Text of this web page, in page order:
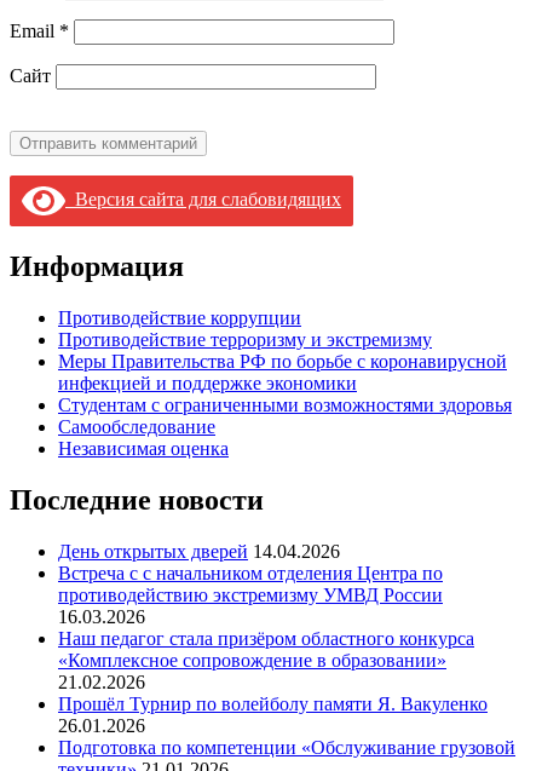
Email *
Сайт
Версия сайта для слабовидящих
Информация
Противодействие коррупции
Противодействие терроризму и экстремизму
Меры Правительства РФ по борьбе с коронавирусной
инфекцией и поддержке экономики
Студентам с ограниченными возможностями здоровья
Самообследование
Независимая оценка
Последние новости
День открытых дверей 14.04.2026
Встреча с с начальником отделения Центра по
противодействию экстремизму УМВД России
16.03.2026
Наш педагог стала призёром областного конкурса
«Комплексное сопровождение в образовании»
21.02.2026
Прошёл Турнир по волейболу памяти Я. Вакуленко
26.01.2026
Подготовка по компетенции «Обслуживание грузовой